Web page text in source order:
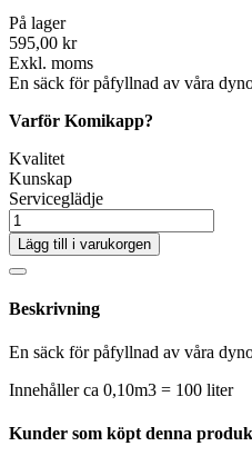
På lager
595,00 kr
Exkl. moms
En säck för påfyllnad av våra
Varför Komikapp?
Kvalitet
Kunskap
Serviceglädje
Lägg till i varukorgen
Beskrivning
En säck för påfyllnad av våra
Innehåller ca 0,10m3 = 100 liter
Kunder som köpt denna